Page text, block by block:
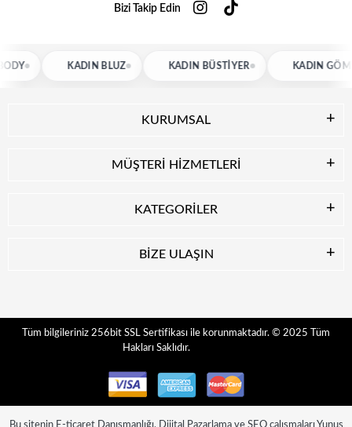
Bizi Takip Edin
KADIN BLUZ KADIN BÜSTIYER KADIN GÖMLEK
KURUMSAL
MÜŞTERİ HİZMETLERİ
KATEGORİLER
BİZE ULAŞIN
Tüm bilgileriniz 256bit SSL Sertifikası ile korunmaktadır. © 2025
Tüm
Hakları Saklıdır.